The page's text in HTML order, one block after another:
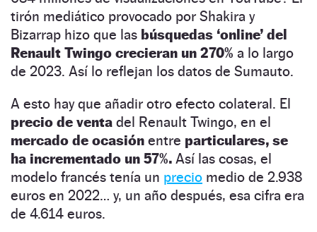
tirón mediático provocado por Shakira y
Bizarrap hizo que las búsquedas ‘online’ del
Renault Twingo crecieran un 270% a lo largo
de 2023. Así lo reflejan los datos de Sumauto.
A esto hay que añadir otro efecto colateral. El
precio de venta del Renault Twingo, en el
mercado de ocasión entre particulares, se
ha incrementado un 57%. Así las cosas, el
modelo francés tenía un precio medio de 2.938
euros en 2022… y, un año después, esa cifra era
de 4.614 euros.